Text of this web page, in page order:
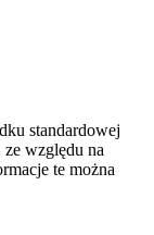
standardowej
względu na
te można